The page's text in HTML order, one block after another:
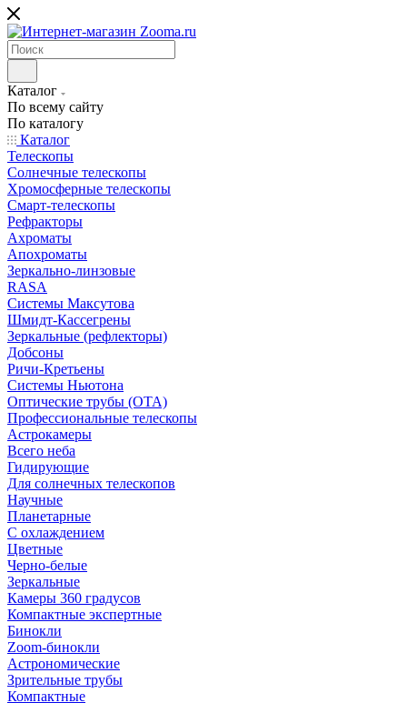
Каталог
По всему сайту
По каталогу
Каталог
Телескопы
Солнечные телескопы
Хромосферные телескопы
Смарт-телескопы
Рефракторы
Ахроматы
Апохроматы
Зеркально-линзовые
RASA
Системы Максутова
Шмидт-Кассегрены
Зеркальные (рефлекторы)
Добсоны
Ричи-Кретьены
Системы Ньютона
Оптические трубы (OTA)
Профессиональные телескопы
Астрокамеры
Всего неба
Гидирующие
Для солнечных телескопов
Научные
Планетарные
С охлаждением
Цветные
Черно-белые
Зеркальные
Камеры 360 градусов
Компактные экспертные
Бинокли
Zoom-бинокли
Астрономические
Зрительные трубы
Компактные